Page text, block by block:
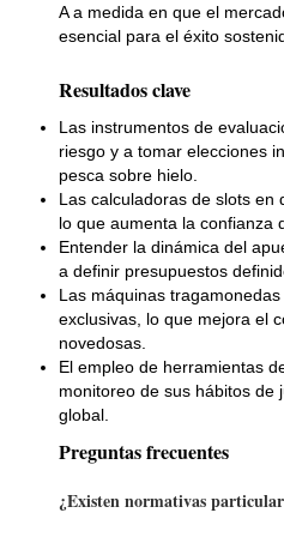
A a medida en que el
esencial para el éxito
Resultados clave
Las instrumentos de
riesgo y a tomar elecciones
pesca sobre hielo.
Las calculadoras de slots en
lo que aumenta la confianza
Entender la dinámica del
a definir presupuestos
Las máquinas
exclusivas, lo que mejora el
novedosas.
El empleo de herramientas
monitoreo de sus hábitos de
global.
Preguntas frecuentes
¿Existen normativas